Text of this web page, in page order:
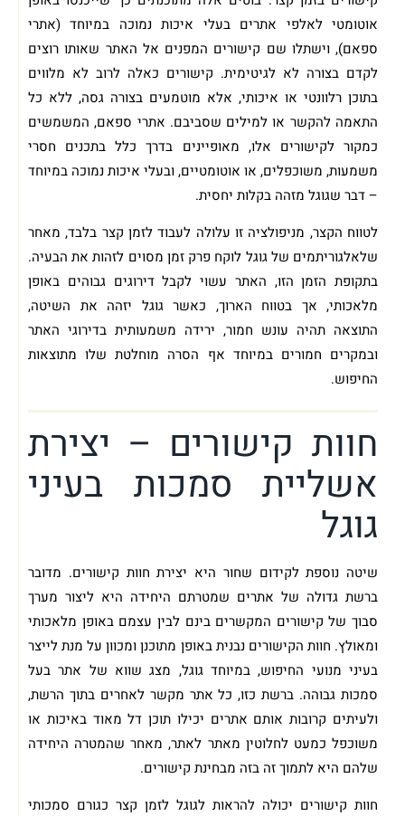
אוטומטי לאלפי אתרים בעלי איכות נמוכה במיוחד (אתרי
ספאם), וישתלו שם קישורים המפנים אל האתר שאותו רוצים
לקדם בצורה לא לגיטימית. קישורים כאלה לרוב לא מלווים
בתוכן רלוונטי או איכותי, אלא מוטמעים בצורה גסה, ללא כל
התאמה להקשר או למילים שסביבם. אתרי ספאם, המשמשים
כמקור לקישורים אלו, מאופיינים בדרך כלל בתכנים חסרי
משמעות, משוכפלים, או אוטומטיים, ובעלי איכות נמוכה במיוחד
– דבר שגוגל מזהה בקלות יחסית.
לטווח הקצר, מניפולציה זו עלולה לעבוד לזמן קצר בלבד, מאחר
שלאלגוריתמים של גוגל לוקח פרק זמן מסוים לזהות את הבעיה.
בתקופת הזמן הזו, האתר עשוי לקבל דירוגים גבוהים באופן
מלאכותי, אך בטווח הארוך, כאשר גוגל יזהה את השיטה,
התוצאה תהיה עונש חמור, ירידה משמעותית בדירוגי האתר
ובמקרים חמורים במיוחד אף הסרה מוחלטת שלו מתוצאות
החיפוש.
חוות קישורים – יצירת
אשליית סמכות בעיני
גוגל
שיטה נוספת לקידום שחור היא יצירת חוות קישורים. מדובר
ברשת גדולה של אתרים שמטרתם היחידה היא ליצור מערך
סבוך של קישורים המקשרים בינם לבין עצמם באופן מלאכותי
ומאולץ. חוות הקישורים נבנית באופן מתוכנן ומכוון על מנת לייצר
בעיני מנועי החיפוש, במיוחד גוגל, מצג שווא של אתר בעל
סמכות גבוהה. ברשת כזו, כל אתר מקשר לאחרים בתוך הרשת,
ולעיתים קרובות אותם אתרים יכילו תוכן דל מאוד באיכות או
משוכפל כמעט לחלוטין מאתר לאתר, מאחר שהמטרה היחידה
שלהם היא לתמוך זה בזה מבחינת קישורים.
חוות קישורים יכולה להראות לגוגל לזמן קצר כגורם סמכותי